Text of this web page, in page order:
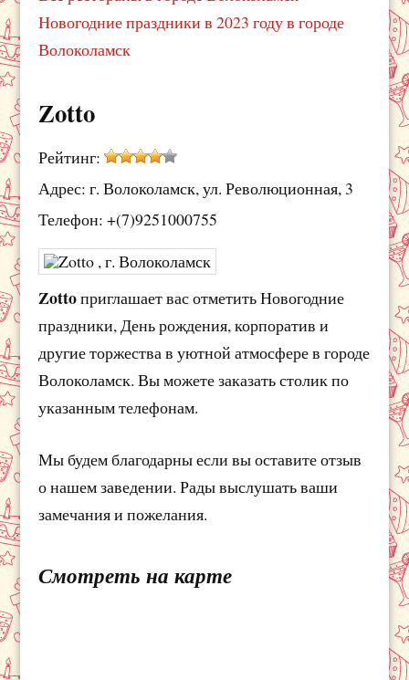
Новогодние праздники в 2023 году в городе
Волоколамск
Zotto
Рейтинг:
Адрес: г. Волоколамск, ул. Революционная, 3
Телефон: +(7)9251000755
Zottoприглашает вас отметить Новогодние
праздники, День рождения, корпоратив и
другие торжества в уютной атмосфере в городе
Волоколамск. Вы можете заказать столик по
указанным телефонам.
Мы будем благодарны если вы оставите отзыв
о нашем заведении. Рады выслушать ваши
замечания и пожелания.
Смотреть на карте